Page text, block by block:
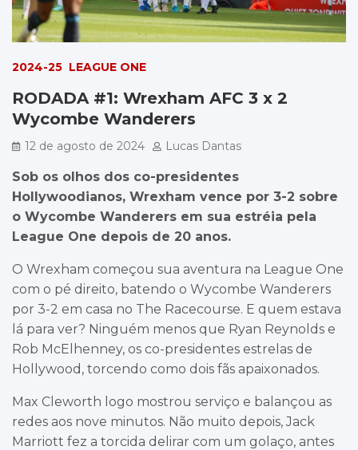
2024-25 LEAGUE ONE
RODADA #1: Wrexham AFC 3 x 2
Wycombe Wanderers
12 de agosto de 2024 Lucas Dantas
Sob os olhos dos co-presidentes
Hollywoodianos, Wrexham vence por 3-2 sobre
o Wycombe Wanderers em sua estréia pela
League One depois de 20 anos.
O Wrexham começou sua aventura na League One
com o pé direito, batendo o Wycombe Wanderers
por 3-2 em casa no The Racecourse. E quem estava
lá para ver? Ninguém menos que Ryan Reynolds e
Rob McElhenney, os co-presidentes estrelas de
Hollywood, torcendo como dois fãs apaixonados.
Max Cleworth logo mostrou serviço e balançou as
redes aos nove minutos. Não muito depois, Jack
Marriott fez a torcida delirar com um golaço, antes